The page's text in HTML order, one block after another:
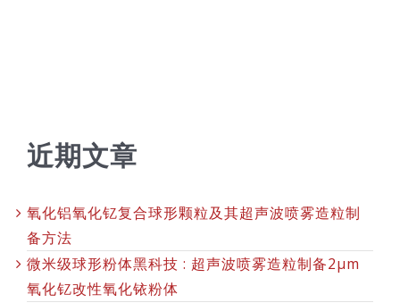
近期文章
氧化铝氧化钇复合球形颗粒及其超声波喷雾造粒制
备方法
微米级球形粉体黑科技 : 超声波喷雾造粒制备2μm
氧化钇改性氧化铱粉体